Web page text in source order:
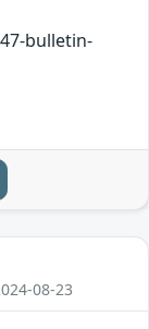
bulletin-
08-23